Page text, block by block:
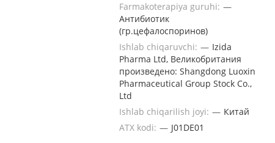
Farmakoterapiya guruhi: —
Антибиотик
(гр.цефалоспоринов)
Ishlab chiqaruvchi: — Izida
Pharma Ltd, Великобритания
произведено: Shangdong Luoxin
Pharmaceutical Group Stock Co.,
Ltd
Ishlab chiqarilish joyi: — Китай
ATX kodi: — J01DE01